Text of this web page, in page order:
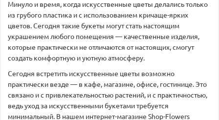
Минуло и время, когда искусственные цветы делались только
из грубого пластика и с использованием кричаще-ярких
цветов. Сегодня такие букеты могут стать настоящим
украшением любого помещения — качественные изделия,
которые практически не отличаются от настоящих, смогут
создать комфортную и уютную атмосферу.
Сегодня встретить искусственные цветы возможно
практически везде — в кафе, магазине, офисе, гостинице. Это
связано и с привлекательностью растений, и с практичностью,
ведь уход за искусственными букетами требуется
минимальный. В нашем интернет-магазине Shop-Flowers